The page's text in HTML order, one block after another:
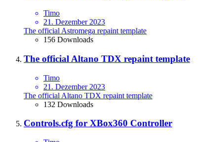
Timo
21. Dezember 2023
The official Astromega repaint template
156 Downloads
The official Altano TDX repaint template
Timo
21. Dezember 2023
The official Altano TDX repaint template
132 Downloads
Controls.cfg for XBox360 Controller